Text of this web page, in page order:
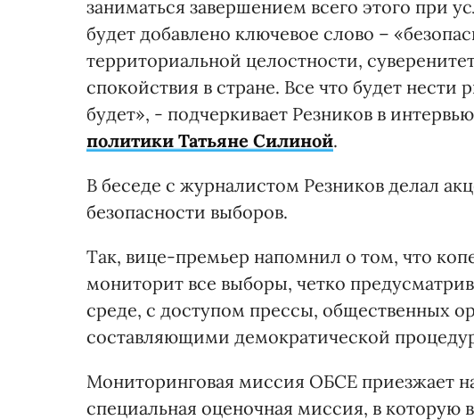
заниматься завершением всего этого при
будет добавлено ключевое слово –
территориальной целостности,
спокойствия в стране. Все что будет нести
будет», - подчеркивает Резников в интервью
политики Татьяне Силиной.
В беседе с журналистом Резников делал
безопасности выборов.
Так, вице-премьер напомнил о том, что
мониторит все выборы, четко
среде, с доступом прессы, общественных
составляющими демократической
Мониторинговая миссия ОБСЕ приезжает
специальная оценочная миссия, в которую